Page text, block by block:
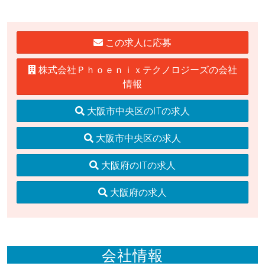
この求人に応募
株式会社Ｐｈｏｅｎｉｘテクノロジーズの会社
情報
大阪市中央区のITの求人
大阪市中央区の求人
大阪府のITの求人
大阪府の求人
会社情報